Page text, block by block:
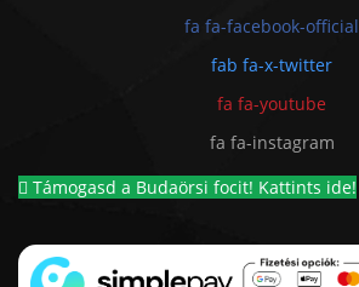
fa fa-facebook-official
fab fa-x-twitter
fa fa-youtube
fa fa-instagram
Támogasd a Budaörsi focit! Kattints ide!